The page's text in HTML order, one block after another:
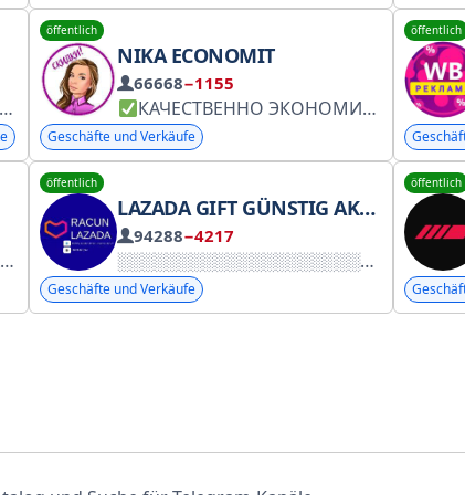
Join Requests Instantly Approved
öffentlich
NIKA ECONOMIT
66668−1155
КАЧЕСТВЕННО ЭКОНОМИМ
Geschäfte und Verkäufe
öffentlich
ADMIN
öffentlich
LAZADA GIFT GÜNSTIG AKTION RABATT
94288−4217
Geschäfte und Verkäufe
öffentlich